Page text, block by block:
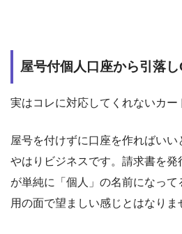
屋号付個人口座から引落
実はコレに対応してくれないカー
屋号を付けずに口座を作ればいい
やはりビジネスです。請求書を
が単純に「個人」の名前になっ
用の面で望ましい感じとはなりま